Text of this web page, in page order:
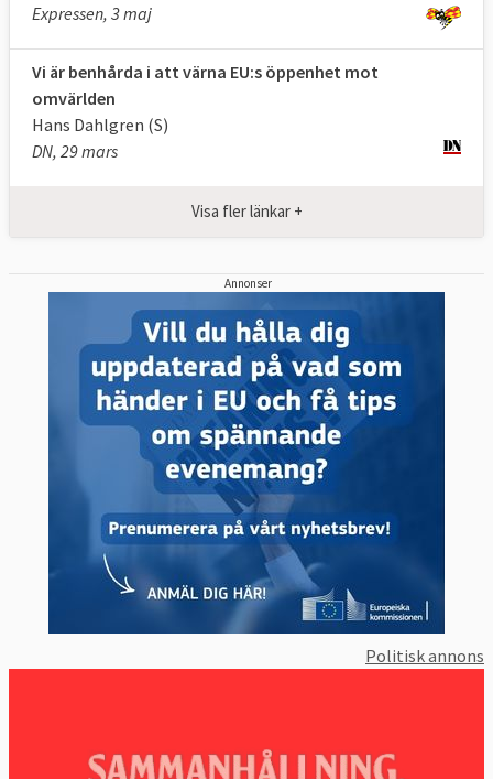
Expressen, 3 maj
Vi är benhårda i att värna EU:s öppenhet mot
omvärlden
Hans Dahlgren (S)
DN, 29 mars
Visa fler länkar +
Annonser
Politisk annons